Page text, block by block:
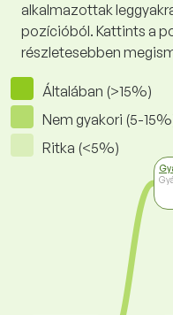
alkalmazottak
pozícióból. Kattints a
részletesebben
Általában (>15%)
Nem gyakori (5-
Ritka (<5%)